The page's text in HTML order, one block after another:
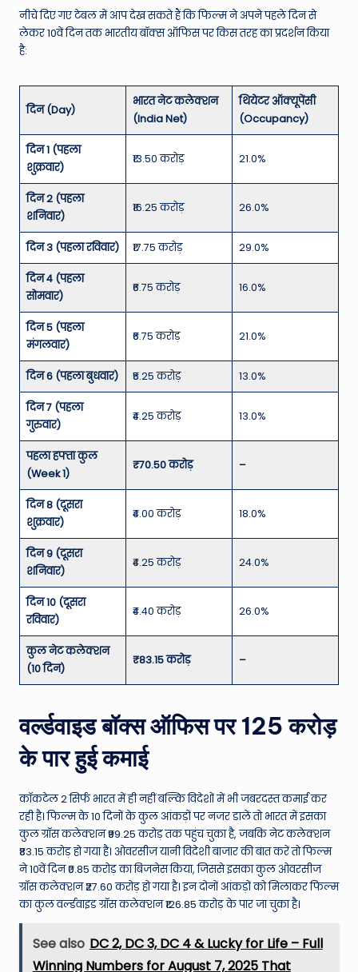
नीचे दिए गए टेबल में आप देख सकते हैं कि फिल्म ने अपने पहले दिन से
लेकर 10वें दिन तक भारतीय बॉक्स ऑफिस पर किस तरह का प्रदर्शन किया
है:
दिन (Day)
भारत नेट कलेक्शन
(India Net)
थियेटर ऑक्यूपेंसी
(Occupancy)
दिन 1 (पहला
शुक्रवार)
₹13.50 करोड़ 21.0%
दिन 2 (पहला
शनिवार)
₹16.25 करोड़ 26.0%
दिन 3 (पहला रविवार) ₹17.75 करोड़ 29.0%
दिन 4 (पहला
सोमवार)
₹6.75 करोड़ 16.0%
दिन 5 (पहला
मंगलवार)
₹6.75 करोड़ 21.0%
दिन 6 (पहला बुधवार) ₹5.25 करोड़ 13.0%
दिन 7 (पहला
गुरुवार)
₹4.25 करोड़ 13.0%
पहला हफ्ता कुल
(Week 1)
₹70.50 करोड़ –
दिन 8 (दूसरा
शुक्रवार)
₹4.00 करोड़ 18.0%
दिन 9 (दूसरा
शनिवार)
₹4.25 करोड़ 24.0%
दिन 10 (दूसरा
रविवार)
₹4.40 करोड़ 26.0%
कुल नेट कलेक्शन
(10 दिन)
₹83.15 करोड़ –
वर्ल्डवाइड बॉक्स ऑफिस पर 125 करोड़
के पार हुई कमाई
कॉकटेल 2 सिर्फ भारत में ही नहीं बल्कि विदेशों में भी जबरदस्त कमाई कर
रही है। फिल्म के 10 दिनों के कुल आंकड़ों पर नजर डालें तो भारत में इसका
कुल ग्रॉस कलेक्शन ₹99.25 करोड़ तक पहुंच चुका है, जबकि नेट कलेक्शन
₹83.15 करोड़ हो गया है। ओवरसीज यानी विदेशी बाजार की बात करें तो फिल्म
ने 10वें दिन ₹0.85 करोड़ का बिजनेस किया, जिससे इसका कुल ओवरसीज
ग्रॉस कलेक्शन ₹27.60 करोड़ हो गया है। इन दोनों आंकड़ों को मिलाकर फिल्म
का कुल वर्ल्डवाइड ग्रॉस कलेक्शन ₹126.85 करोड़ के पार जा चुका है।
See also DC 2, DC 3, DC 4 & Lucky for Life – Full
Winning Numbers for August 7, 2025 That